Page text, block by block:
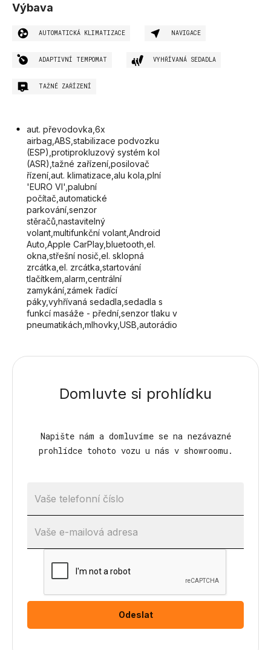
Výbava
AUTOMATICKÁ KLIMATIZACE NAVIGACE
ADAPTIVNÍ TEMPOMAT VYHŘÍVANÁ SEDADLA
TAŽNÉ ZAŘÍZENÍ
aut. převodovka,6x
airbag,ABS,stabilizace podvozku
(ESP),protiprokluzový systém kol
(ASR),tažné zařízení,posilovač
řízení,aut. klimatizace,alu kola,plní
'EURO VI',palubní
počítač,automatické
parkování,senzor
stěračů,nastavitelný
volant,multifunkční volant,Android
Auto,Apple CarPlay,bluetooth,el.
okna,střešní nosič,el. sklopná
zrcátka,el. zrcátka,startování
tlačítkem,alarm,centrální
zamykání,zámek řadící
páky,vyhřívaná sedadla,sedadla s
funkcí masáže - přední,senzor tlaku v
pneumatikách,mlhovky,USB,autorádio
Domluvte si prohlídku
Napište nám a domluvíme se na nezávazné
prohlídce tohoto vozu u nás v showroomu.